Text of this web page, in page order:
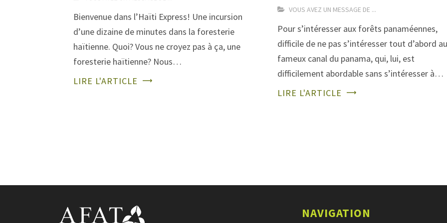
Bienvenue dans l’Haïti Express! Une incursion
d’une dizaine de minutes dans la foresterie
haïtienne. Quoi? Vous ne croyez pas à ça, une
foresterie haïtienne? Nous…
LIRE L'ARTICLE
VOUS AVEZ UN MESSAGE DE ...
Pour s’intéresser aux forêts panaméennes,
difficile de ne pas s’intéresser tout d’abord au
fameux canal du panama, qui, lui, est
difficilement abordable sans s’intéresser à…
LIRE L'ARTICLE
NAVIGATION